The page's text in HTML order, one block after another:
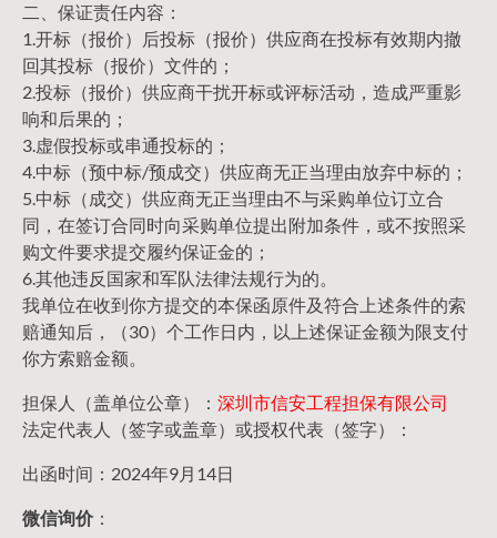
二、保证责任内容：
1.开标（报价）后投标（报价）供应商在投标有效期内撤
回其投标（报价）文件的；
2.投标（报价）供应商干扰开标或评标活动，造成严重影
响和后果的；
3.虚假投标或串通投标的；
4.中标（预中标/预成交）供应商无正当理由放弃中标的；
5.中标（成交）供应商无正当理由不与采购单位订立合
同，在签订合同时向采购单位提出附加条件，或不按照采
购文件要求提交履约保证金的；
6.其他违反国家和军队法律法规行为的。
我单位在收到你方提交的本保函原件及符合上述条件的索
赔通知后，（30）个工作日内，以上述保证金额为限支付
你方索赔金额。
担保人（盖单位公章）： 深圳市信安工程担保有限公司
法定代表人（签字或盖章）或授权代表（签字）：
出函时间：2024年9月14日
微信询价：